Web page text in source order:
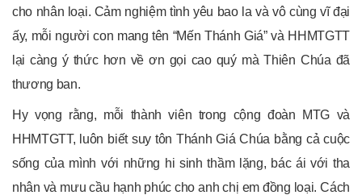
cho nhân loại. Cảm nghiệm tình yêu bao la và vô cùng vĩ đại
ấy, mỗi người con mang tên “Mến Thánh Giá” và HHMTGTT
lại càng ý thức hơn về ơn gọi cao quý mà Thiên Chúa đã
thương ban.
Hy vọng rằng, mỗi thành viên trong cộng đoàn MTG và
HHMTGTT, luôn biết suy tôn Thánh Giá Chúa bằng cả cuộc
sống của mình với những hi sinh thầm lặng, bác ái với tha
nhân và mưu cầu hạnh phúc cho anh chị em đồng loại. Cách